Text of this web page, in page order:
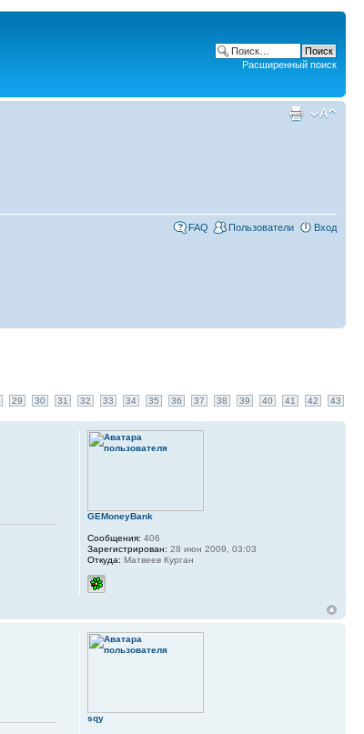
Расширенный поиск
FAQ Пользователи Вход
29 30 31 32 33 34 35 36 37 38 39 40 41 42 43
GEMoneyBank
Сообщения: 406
Зарегистрирован: 28 июн 2009, 03:03
Откуда: Матвеев Курган
sqy